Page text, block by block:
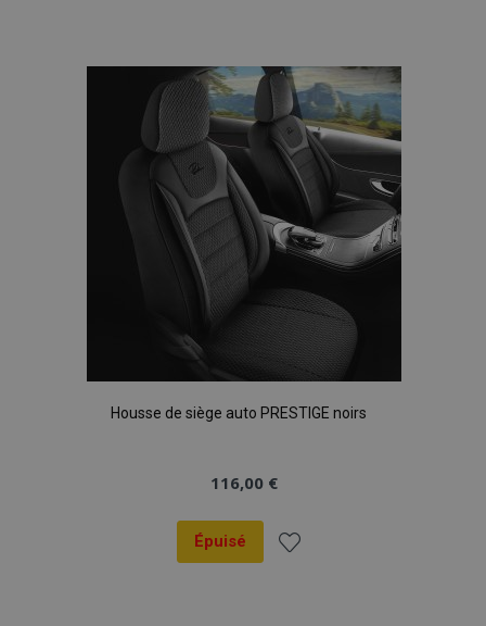
liste
d'achats
Housse de siège auto PRESTIGE noirs
116,00 €
Épuisé